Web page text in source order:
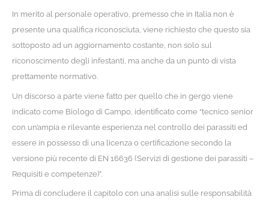
In merito al personale operativo, premesso che in Italia non è
presente una qualifica riconosciuta, viene richiesto che questo sia
sottoposto ad un aggiornamento costante, non solo sul
riconoscimento degli infestanti, ma anche da un punto di vista
prettamente normativo.
Un discorso a parte viene fatto per quello che in gergo viene
indicato come Biologo di Campo, identificato come “tecnico senior
con un’ampia e rilevante esperienza nel controllo dei parassiti ed
essere in possesso di una licenza o certificazione secondo la
versione più recente di EN 16636 (Servizi di gestione dei parassiti –
Requisiti e competenze)”.
Prima di concludere il capitolo con una analisi sulle responsabilità